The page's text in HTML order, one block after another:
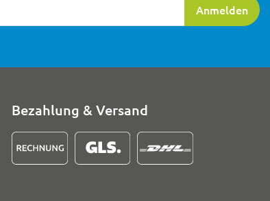
Anmelden
Bezahlung & Versand